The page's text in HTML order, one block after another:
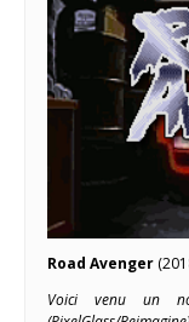
Road Avenger
Voici venu un